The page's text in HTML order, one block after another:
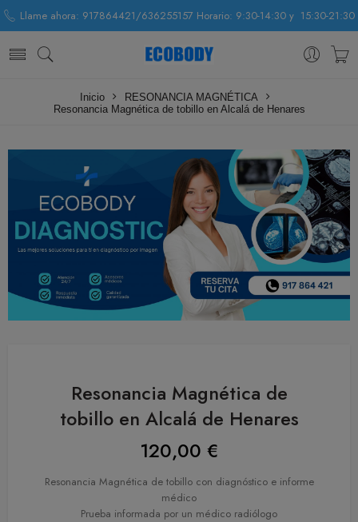
Llame ahora: 917864421/636255157 Horario: 9:30-14:30 y 15:30-21:30
Inicio
RESONANCIA MAGNÉTICA
Resonancia Magnética de tobillo en Alcalá de Henares
Resonancia Magnética de
tobillo en Alcalá de Henares
120,00 €
Resonancia Magnética de tobillo con diagnóstico e informe
médico
Prueba informada por un médico radiólogo